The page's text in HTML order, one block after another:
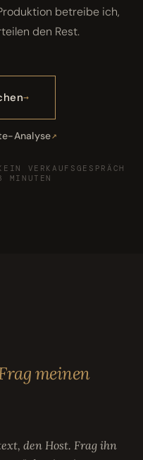
betreibe ich,
den Rest.
Analyse
VERKAUFSGESPRÄCH
meinen
den Host. Frag ihn